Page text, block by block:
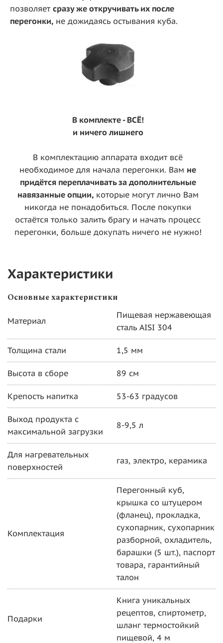
позволяет сразу же откручивать их после
перегонки, не дожидаясь остывания куба.
В комплекте - ВСЁ!
и ничего лишнего
В комплектацию аппарата входит всё
необходимое для начала перегонки. Вам не
придётся переплачивать за дополнительные
навязанные опции,которые могут лично Вам
никогда не понадобиться. После покупки
остаётся только залить брагу и начать процесс
перегонки, больше докупать ничего не нужно!
Характеристики
Основные характеристики
Материал
Пищевая нержавеющая
сталь AISI 304
Толщина стали 1,5 мм
Высота в сборе 89 см
Крепость напитка 53-63 градусов
Выход продукта с
максимальной загрузки
8-9,5 л
Для нагревательных
поверхностей
газ, электро, керамика
Комплектация
Перегонный куб,
крышка со штуцером
(фланец), прокладка,
сухопарник, сухопарник
разборной, охладитель,
барашки (5 шт.), паспорт
товара, гарантийный
талон
Подарки
Книга уникальных
рецептов, спиртометр,
шланг термостойкий
пищевой, 4 м